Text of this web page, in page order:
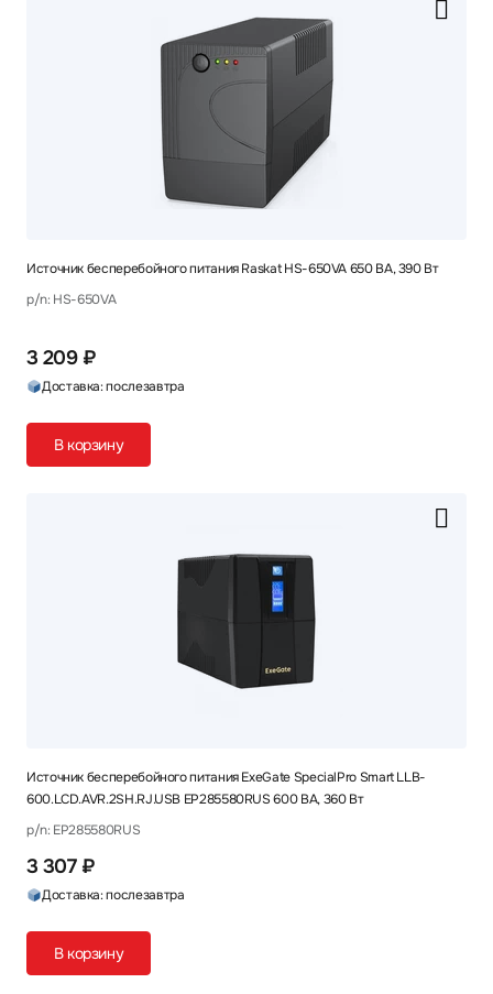
Источник бесперебойного питания Raskat HS-650VA 650 ВА, 390 Вт
p/n: HS-650VA
3 209 ₽
Доставка: послезавтра
В корзину
Источник бесперебойного питания ExeGate SpecialPro Smart LLB-
600.LCD.AVR.2SH.RJ.USB EP285580RUS 600 ВА, 360 Вт
p/n: EP285580RUS
3 307 ₽
Доставка: послезавтра
В корзину